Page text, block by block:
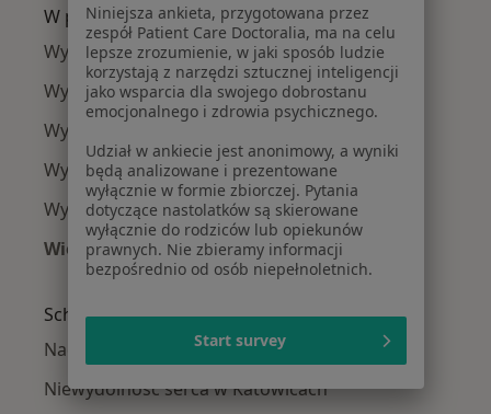
W pobliżu Katowic
Wymioty w Gliwicach
Wymioty w Zabrzu
Wymioty w Tychach
Wymioty w Piekarach Śląskich
Wymioty w Chorzowie
Więcej (10)
Więcej w kategorii: W pobliżu Katowic
Schorzenia w Katowicach
Nadciśnienie tętnicze w Katowicach
Niewydolność serca w Katowicach
Niniejsza ankieta, przygotowana przez
zespół Patient Care Doctoralia, ma na celu
lepsze zrozumienie, w jaki sposób ludzie
korzystają z narzędzi sztucznej inteligencji
jako wsparcia dla swojego dobrostanu
emocjonalnego i zdrowia psychicznego.
Udział w ankiecie jest anonimowy, a wyniki
będą analizowane i prezentowane
wyłącznie w formie zbiorczej. Pytania
dotyczące nastolatków są skierowane
wyłącznie do rodziców lub opiekunów
prawnych. Nie zbieramy informacji
bezpośrednio od osób niepełnoletnich.
Start survey